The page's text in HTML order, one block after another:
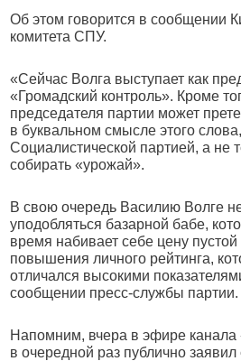
Об этом говорится в сообщении
комитета СПУ.
«Сейчас Волга выступает как
«Громадский контроль». Кроме
председателя партии может
в буквальном смысле этого
Социалистической партией, а не
собирать «урожай».
В свою очередь Василию Волге
уподобляться базарной бабе,
время набивает себе цену
повышения личного рейтинга,
отличался высокими
сообщении пресс-службы партии.
Напомним, вчера в эфире канала
в очередной раз публично